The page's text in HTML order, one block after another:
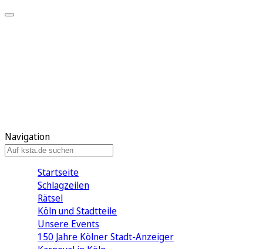
Navigation
Startseite
Schlagzeilen
Rätsel
Köln und Stadtteile
Unsere Events
150 Jahre Kölner Stadt-Anzeiger